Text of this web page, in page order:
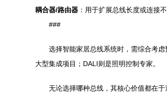
耦合器/路由器 ：用于扩展总线长度或连接
###
选择智能家居总线系统时，需综合考
大型集成项目；DALI则是照明控制专家。
无论选择哪种总线，其核心价值都在